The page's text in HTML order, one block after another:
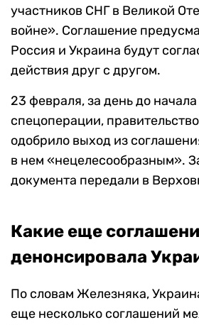
участников СНГ в Великой
войне». Соглашение
Россия и Украина будут
действия друг с другом.
23 февраля, за день до
спецоперации,
одобрило выход из
в нем «нецелесообразным».
документа передали в
Какие еще
денонсировала
По словам Железняка,
еще несколько соглашений